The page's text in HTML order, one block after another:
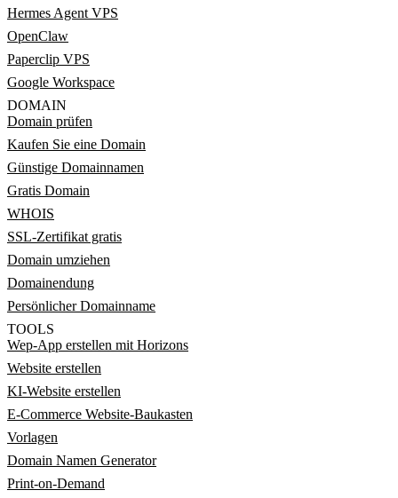
Hermes Agent VPS
OpenClaw
Paperclip VPS
Google Workspace
DOMAIN
Domain prüfen
Kaufen Sie eine Domain
Günstige Domainnamen
Gratis Domain
WHOIS
SSL-Zertifikat gratis
Domain umziehen
Domainendung
Persönlicher Domainname
TOOLS
Wep-App erstellen mit Horizons
Website erstellen
KI-Website erstellen
E-Commerce Website-Baukasten
Vorlagen
Domain Namen Generator
Print-on-Demand